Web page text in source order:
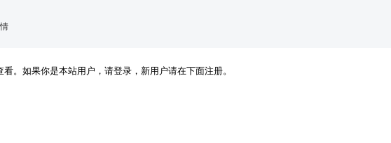
。如果你是本站用户，请登录，新用户请在下面注册。